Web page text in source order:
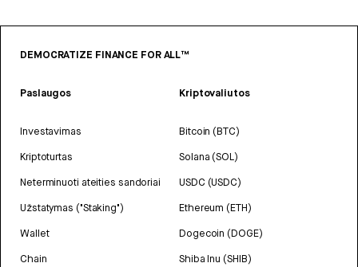
DEMOCRATIZE FINANCE FOR ALL™
Paslaugos
Investavimas
Kriptoturtas
Neterminuoti ateities sandoriai
Užstatymas ("Staking")
Wallet
Chain
Kriptovaliutos
Bitcoin (BTC)
Solana (SOL)
USDC (USDC)
Ethereum (ETH)
Dogecoin (DOGE)
Shiba Inu (SHIB)